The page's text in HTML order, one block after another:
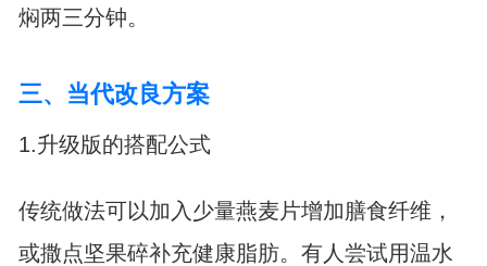
焖两三分钟。
三、当代改良方案
1.升级版的搭配公式
传统做法可以加入少量燕麦片增加膳食纤维，
或撒点坚果碎补充健康脂肪。有人尝试用温水